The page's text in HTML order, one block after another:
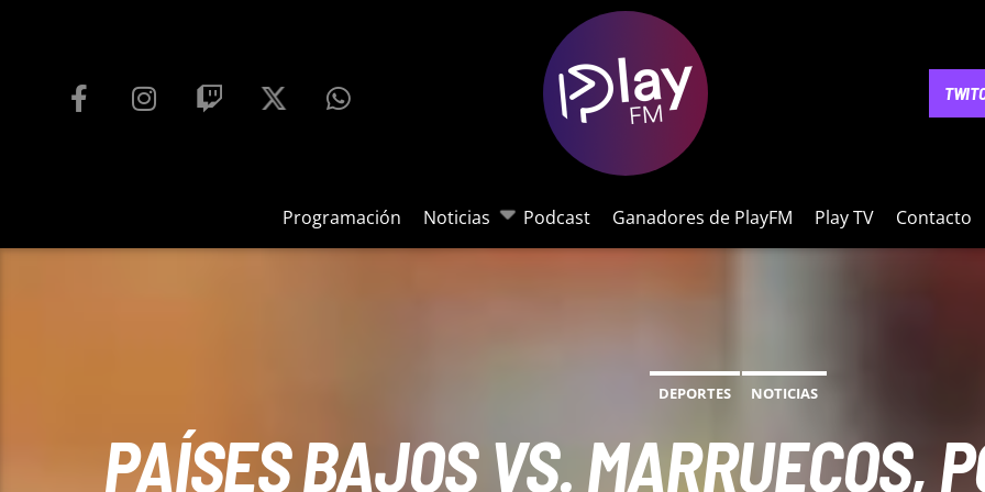
Programación Noticias Podcast Ganadores de PlayFM Play TV Contacto
NOTICIAS
DEPORTES NOTICIAS
PAÍSES BAJOS VS. MARRUECOS,